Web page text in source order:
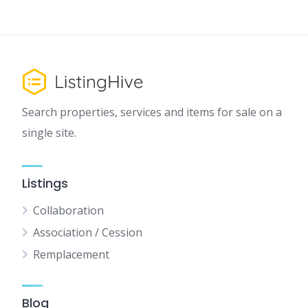
Search properties, services and items for sale on a
single site.
Listings
Collaboration
Association / Cession
Remplacement
Blog